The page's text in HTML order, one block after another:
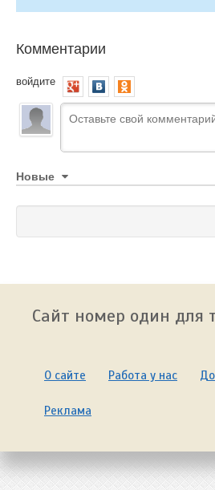
Комментарии
войдите
Новые
Сайт номер один для
О сайте Работа у нас
Реклама